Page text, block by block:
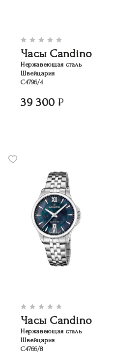
Часы Candino
Нержавеющая сталь
Швейцария
C4796/4
39 300
Часы Candino
Нержавеющая сталь
Швейцария
C4766/8